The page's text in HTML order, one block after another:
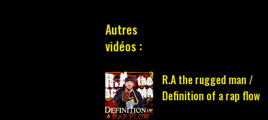
Autres
vidéos :
R.A the rugged man /
Definition of a rap flow